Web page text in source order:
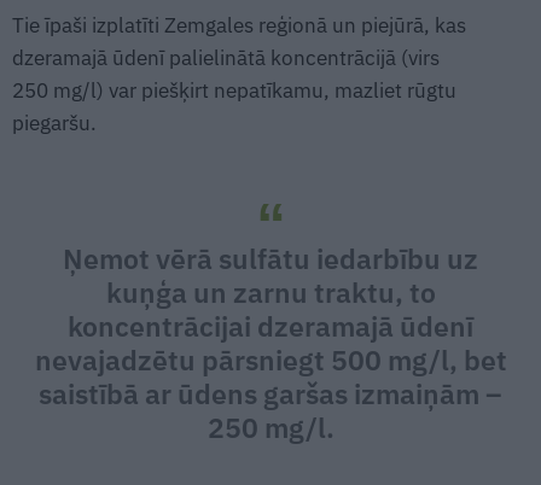
Tie īpaši izplatīti Zemgales reģionā un piejūrā, kas
dzeramajā ūdenī palielinātā koncentrācijā (virs
250 mg/l) var piešķirt nepatīkamu, mazliet rūgtu
piegaršu.
Ņemot vērā sulfātu iedarbību uz
kuņģa un zarnu traktu, to
koncentrācijai dzeramajā ūdenī
nevajadzētu pārsniegt 500 mg/l, bet
saistībā ar ūdens garšas izmaiņām –
250 mg/l.